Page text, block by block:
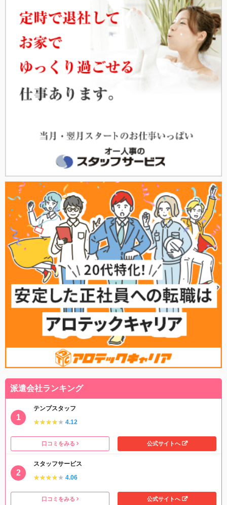
派遣会社ランキング
テンプスタッフ
★★★★★
★★★★★ 4.12
口コミをみる 公式サイトへ
スタッフサービス
★★★★★
★★★★★ 4.06
口コミをみる 公式サイトへ